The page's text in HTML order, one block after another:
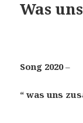
Was
Song 2020–
“ was uns